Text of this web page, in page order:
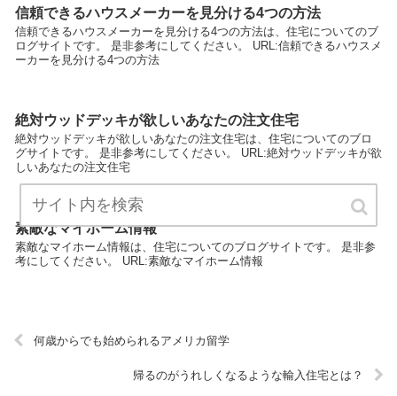
信頼できるハウスメーカーを見分ける4つの方法
信頼できるハウスメーカーを見分ける4つの方法は、住宅についてのブ
ログサイトです。 是非参考にしてください。 URL:信頼できるハウスメ
ーカーを見分ける4つの方法
絶対ウッドデッキが欲しいあなたの注文住宅
絶対ウッドデッキが欲しいあなたの注文住宅は、住宅についてのブロ
グサイトです。 是非参考にしてください。 URL:絶対ウッドデッキが欲
しいあなたの注文住宅
素敵なマイホーム情報
素敵なマイホーム情報は、住宅についてのブログサイトです。 是非参
考にしてください。 URL:素敵なマイホーム情報
何歳からでも始められるアメリカ留学
帰るのがうれしくなるような輸入住宅とは？